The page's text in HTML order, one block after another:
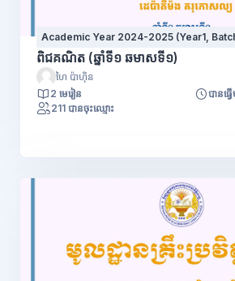
Academic Year 2024-2025 (Year1,
ពិជគណិត (ឆ្នាំទី១ ឆមាសទី១)
ហៃ ប៉ាហ៊ិន
2 មេរៀន
បានធ្វ
211 បានចុះឈ្មោះ